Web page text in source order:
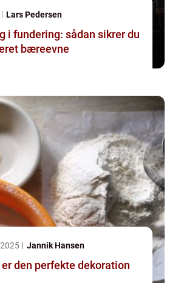
Lars Pedersen
i fundering: sådan sikrer du
bæreevne
Jannik Hansen
den perfekte dekoration